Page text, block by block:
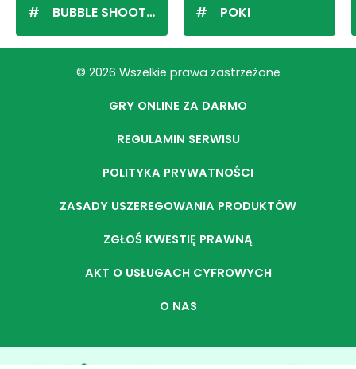
BUBBLE SHOOTER POKI
© 2026 Wszelkie prawa zastrzeżone
GRY ONLINE ZA DARMO
REGULAMIN SERWISU
POLITYKA PRYWATNOŚCI
ZASADY USZEREGOWANIA PRODUKTÓW
ZGŁOŚ KWESTIĘ PRAWNĄ
AKT O USŁUGACH CYFROWYCH
O NAS